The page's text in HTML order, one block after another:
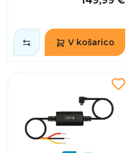
V košarico